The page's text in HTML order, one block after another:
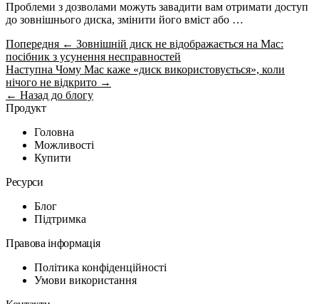
Проблеми з дозволами можуть завадити вам отримати доступ
до зовнішнього диска, змінити його вміст або …
Попередня ← Зовнішній диск не відображається на Mac:
посібник з усунення несправностей
Наступна Чому Mac каже «диск використовується», коли
нічого не відкрито →
← Назад до блогу
Продукт
Головна
Можливості
Купити
Ресурси
Блог
Підтримка
Правова інформація
Політика конфіденційності
Умови використання